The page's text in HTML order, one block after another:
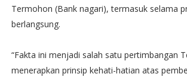
Termohon (Bank nagari), termasuk selama
berlangsung.
“Fakta ini menjadi salah satu pertimbangan
menerapkan prinsip kehati-hatian atas